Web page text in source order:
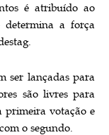
é atribuído ao
determina a força
ser lançadas para
são livres para
primeira votação e
o segundo.